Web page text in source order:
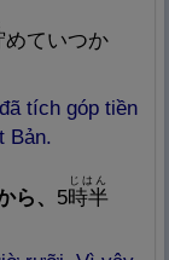
めていつか
tích góp tiền
Bản.
ら、 5時半
じはん